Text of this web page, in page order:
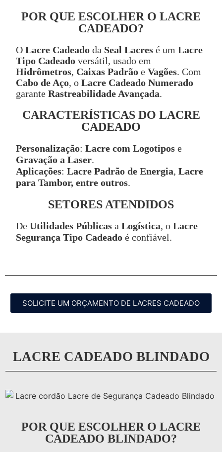
POR QUE ESCOLHER O LACRE
CADEADO?
O Lacre Cadeado da Seal Lacres é um Lacre
Tipo Cadeado versátil, usado em
Hidrômetros, Caixas Padrão e Vagões. Com
Cabo de Aço, o Lacre Cadeado Numerado
garante Rastreabilidade Avançada.
CARACTERÍSTICAS DO LACRE
CADEADO
Personalização: Lacre com Logotipos e
Gravação a Laser.
Aplicações: Lacre Padrão de Energia, Lacre
para Tambor, entre outros.
SETORES ATENDIDOS
De Utilidades Públicas a Logística, o Lacre
Segurança Tipo Cadeado é confiável.
SOLICITE UM ORÇAMENTO DE LACRES CADEADO
LACRE CADEADO BLINDADO
POR QUE ESCOLHER O LACRE
CADEADO BLINDADO?